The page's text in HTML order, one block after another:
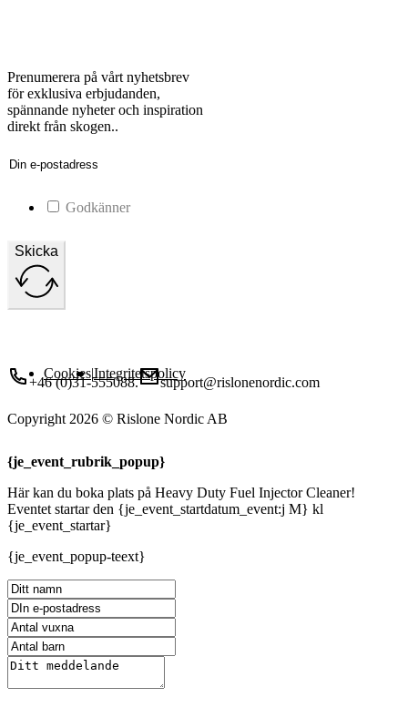
Prenumerera på vårt nyhetsbrev
för exklusiva erbjudanden,
spännande nyheter och inspiration
direkt från skogen..
Godkänner
Skicka
+46 (0)31-555088. support@rislonenordic.com
Cookies|Integritetspolicy
Copyright 2026 © Rislone Nordic AB
{je_event_rubrik_popup}
Här kan du boka plats på Heavy Duty Fuel Injector Cleaner!
Eventet startar den {je_event_startdatum_event:j M} kl
{je_event_startar}
{je_event_popup-teext}